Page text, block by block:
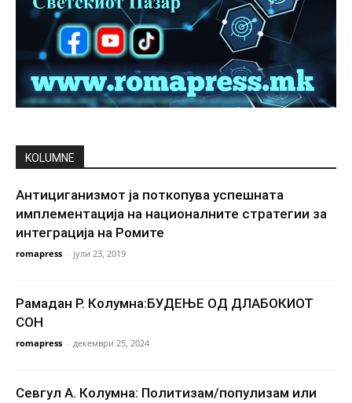
KOLUMNE
Антициганизмот ја поткопува успешната
имплементација на националните стратегии за
интеграција на Ромите
romapress - јули 23, 2019
Рамадан Р. Колумна:БУДЕЊЕ ОД ДЛАБОКИОТ
СОН
romapress - декември 25, 2024
Севгул А. Колумна: Политизам/популизам или